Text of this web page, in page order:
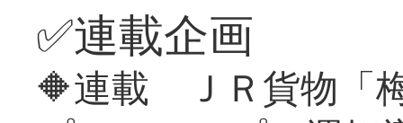
✅連載企画
🔶連載 ＪＲ貨物「